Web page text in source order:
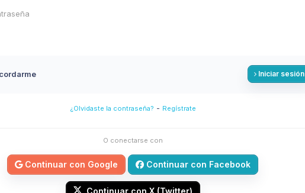
Iniciar sesión
¿Olvidaste la contraseña? - Regístrate
O conectarse con
Continuar con Google Continuar con Facebook
Continuar con X (Twitter)